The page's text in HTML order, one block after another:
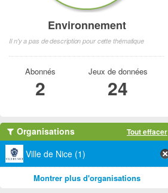
Environnement
Il n'y a pas de description pour cette thématique
Abonnés
2
Jeux de données
24
Organisations Tout effacer
Ville de Nice (1)
Montrer plus d'organisations